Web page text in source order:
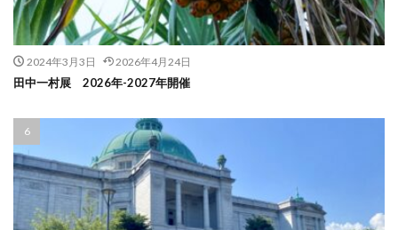
2024年3月3日 2026年4月24日
田中一村展 2026年-2027年開催